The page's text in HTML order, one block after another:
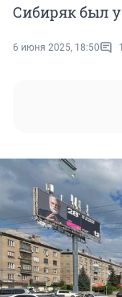
Сибиряк был
6 июня 2025, 18:50